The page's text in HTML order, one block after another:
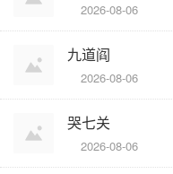
2026-08-06
九道阎
2026-08-06
哭七关
2026-08-06